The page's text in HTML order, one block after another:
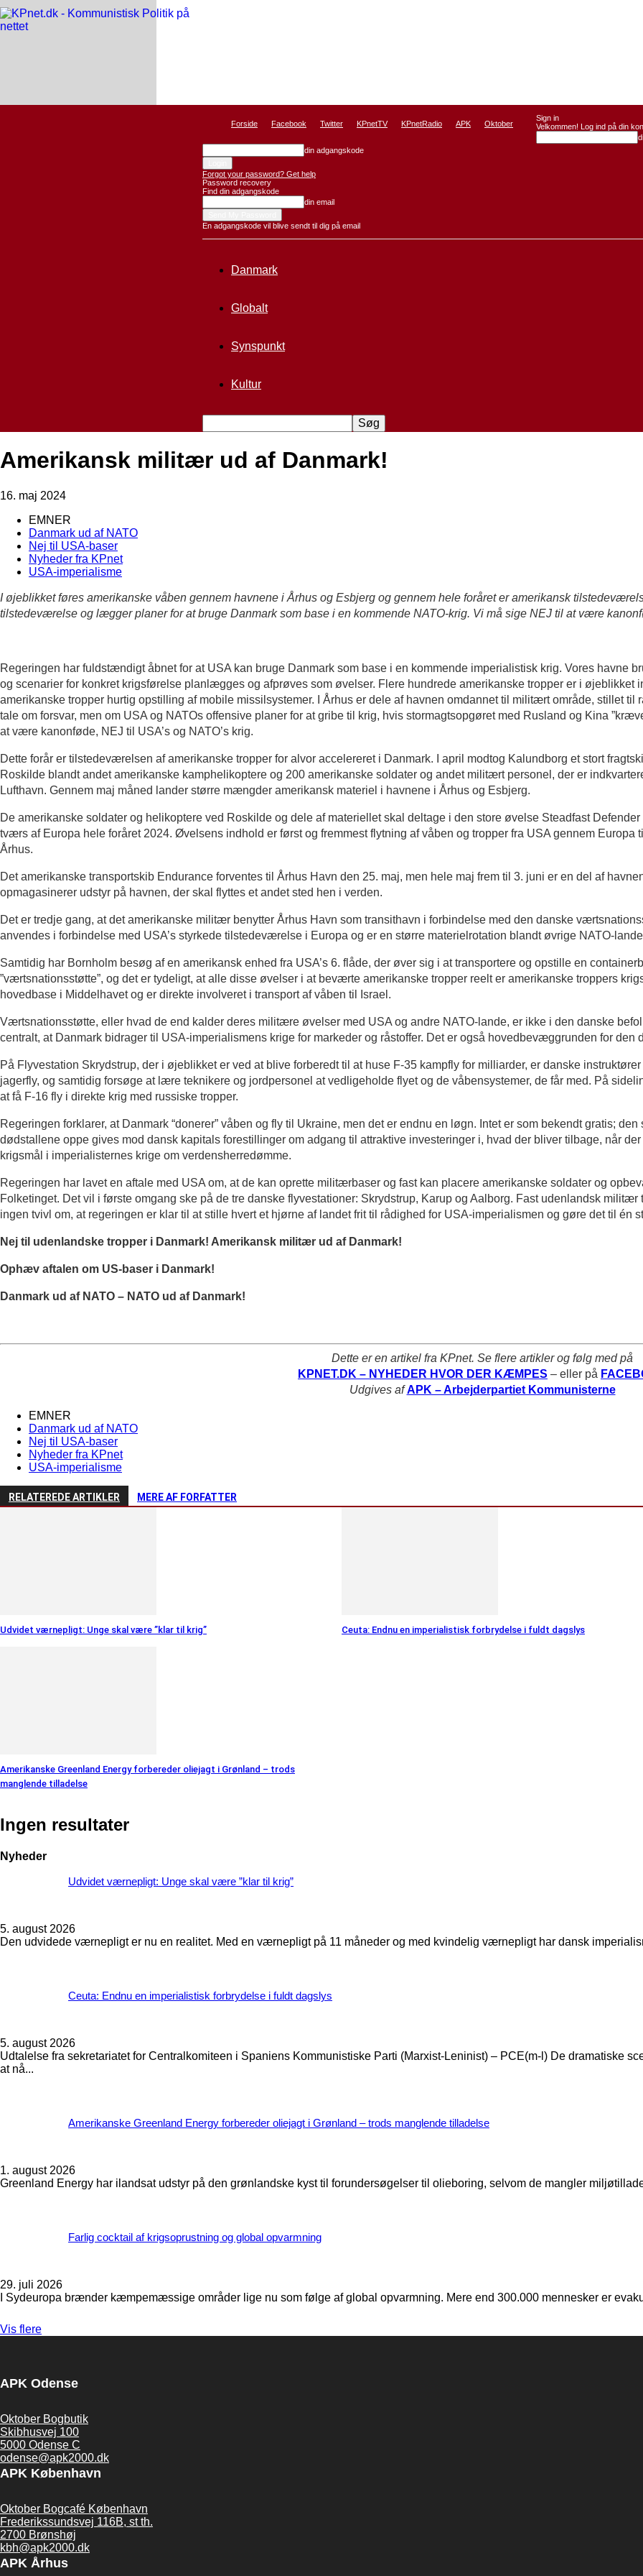
KPnet
Forside Facebook Twitter KPnetTV KPnetRadio APK Oktober
Sign in
Velkommen! Log ind på din
din adgangskode
Forgot your password? Get help
Password recovery
Find din adgangskode
din email
En adgangskode vil blive sendt til dig på email
Danmark
Globalt
Synspunkt
Kultur
Amerikansk militær ud af Danmark!
16. maj 2024
EMNER
Danmark ud af NATO
Nej til USA-baser
Nyheder fra KPnet
USA-imperialisme
I øjeblikket føres amerikanske våben gennem havnene i Århus og Esbjerg og gennem hele foråret er amerikansk
tilstedeværelse og lægger planer for at bruge Danmark som base i en kommende NATO-krig. Vi må sige NEJ til at være
Regeringen har fuldstændigt åbnet for at USA kan bruge Danmark som base i en kommende imperialistisk krig. Vores havne
og scenarier for konkret krigsførelse planlægges og afprøves som øvelser. Flere hundrede amerikanske tropper er i øjeblikket
amerikanske tropper hurtig opstilling af mobile missilsystemer. I Århus er dele af havnen omdannet til militært område, stillet
tale om forsvar, men om USA og NATOs offensive planer for at gribe til krig, hvis stormagtsopgøret med Rusland og Kina
at være kanonføde, NEJ til USA’s og NATO’s krig.
Dette forår er tilstedeværelsen af amerikanske tropper for alvor accelereret i Danmark. I april modtog Kalundborg et stort
Roskilde blandt andet amerikanske kamphelikoptere og 200 amerikanske soldater og andet militært personel, der er
Lufthavn. Gennem maj måned lander større mængder amerikansk materiel i havnene i Århus og Esbjerg.
De amerikanske soldater og helikoptere ved Roskilde og dele af materiellet skal deltage i den store øvelse Steadfast
tværs af Europa hele foråret 2024. Øvelsens indhold er først og fremmest flytning af våben og tropper fra USA gennem
Århus.
Det amerikanske transportskib Endurance forventes til Århus Havn den 25. maj, men hele maj frem til 3. juni er en del af
opmagasinerer udstyr på havnen, der skal flyttes et andet sted hen i verden.
Det er tredje gang, at det amerikanske militær benytter Århus Havn som transithavn i forbindelse med den danske
anvendes i forbindelse med USA’s styrkede tilstedeværelse i Europa og er en større materielrotation blandt øvrige NATO-
Samtidig har Bornholm besøg af en amerikansk enhed fra USA’s 6. flåde, der øver sig i at transportere og opstille en
”værtsnationsstøtte”, og det er tydeligt, at alle disse øvelser i at beværte amerikanske tropper reelt er amerikanske troppers
hovedbase i Middelhavet og er direkte involveret i transport af våben til Israel.
Værtsnationsstøtte, eller hvad de end kalder deres militære øvelser med USA og andre NATO-lande, er ikke i den danske
centralt, at Danmark bidrager til USA-imperialismens krige for markeder og råstoffer. Det er også hovedbevæggrunden for
På Flyvestation Skrydstrup, der i øjeblikket er ved at blive forberedt til at huse F-35 kampfly for milliarder, er danske
jagerfly, og samtidig forsøge at lære teknikere og jordpersonel at vedligeholde flyet og de våbensystemer, de får med. På
at få F-16 fly i direkte krig med russiske tropper.
Regeringen forklarer, at Danmark “donerer” våben og fly til Ukraine, men det er endnu en løgn. Intet er som bekendt gratis;
dødstallene oppe gives mod dansk kapitals forestillinger om adgang til attraktive investeringer i, hvad der bliver tilbage, når
krigsmål i imperialisternes krige om verdensherredømme.
Regeringen har lavet en aftale med USA om, at de kan oprette militærbaser og fast kan placere amerikanske soldater og
Folketinget. Det vil i første omgang ske på de tre danske flyvestationer: Skrydstrup, Karup og Aalborg. Fast udenlandsk
ingen tvivl om, at regeringen er klar til at stille hvert et hjørne af landet frit til rådighed for USA-imperialismen og gøre det til én
Nej til udenlandske tropper i Danmark! Amerikansk militær ud af Danmark!
Ophæv aftalen om US-baser i Danmark!
Danmark ud af NATO – NATO ud af Danmark!
Dette er en artikel fra KPnet. Se flere artikler og følg med på
KPNET.DK – NYHEDER HVOR DER KÆMPES – eller på
Udgives afAPK – Arbejderpartiet Kommunisterne
EMNER
Danmark ud af NATO
Nej til USA-baser
Nyheder fra KPnet
USA-imperialisme
RELATEREDE ARTIKLER MERE AF FORFATTER
Udvidet værnepligt: Unge skal være ”klar til krig” Ceuta: Endnu en imperialistisk forbrydelse i fuldt dagslys
Amerikanske Greenland Energy forbereder oliejagt i Grønland – trods
manglende tilladelse
Ingen resultater
Nyheder
Udvidet værnepligt: Unge skal være ”klar til krig”
5. august 2026
Den udvidede værnepligt er nu en realitet. Med en værnepligt på 11 måneder og med kvindelig værnepligt har dansk
Ceuta: Endnu en imperialistisk forbrydelse i fuldt dagslys
5. august 2026
Udtalelse fra sekretariatet for Centralkomiteen i Spaniens Kommunistiske Parti (Marxist-Leninist) – PCE(m-l) De dramatiske
at nå...
Amerikanske Greenland Energy forbereder oliejagt i Grønland – trods manglende tilladelse
1. august 2026
Greenland Energy har ilandsat udstyr på den grønlandske kyst til forundersøgelser til olieboring, selvom de mangler
Farlig cocktail af krigsoprustning og global opvarmning
29. juli 2026
I Sydeuropa brænder kæmpemæssige områder lige nu som følge af global opvarmning. Mere end 300.000 mennesker er
Vis flere
APK Odense
Oktober Bogbutik
Skibhusvej 100
5000 Odense C
odense@apk2000.dk
APK København
Oktober Bogcafé København
Frederikssundsvej 116B, st th.
2700 Brønshøj
kbh@apk2000.dk
APK Århus